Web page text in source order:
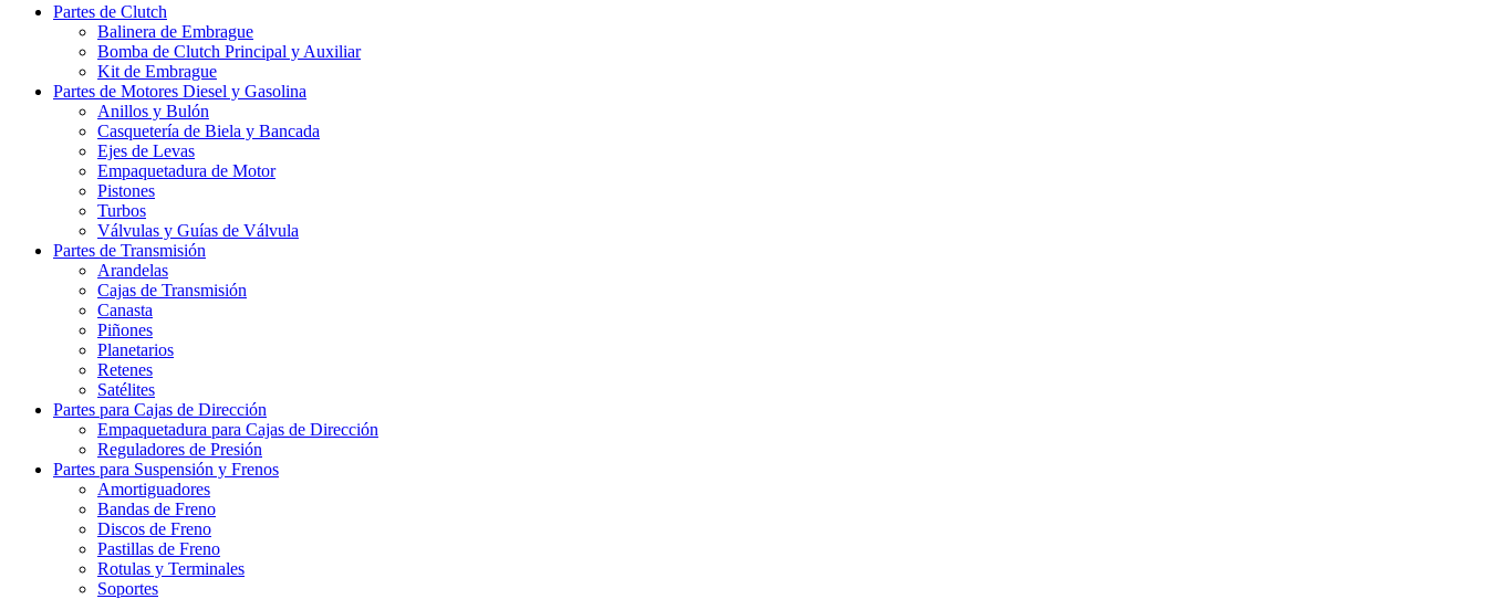
Partes de Clutch
Balinera de Embrague
Bomba de Clutch Principal y Auxiliar
Kit de Embrague
Partes de Motores Diesel y Gasolina
Anillos y Bulón
Casquetería de Biela y Bancada
Ejes de Levas
Empaquetadura de Motor
Pistones
Turbos
Válvulas y Guías de Válvula
Partes de Transmisión
Arandelas
Cajas de Transmisión
Canasta
Piñones
Planetarios
Retenes
Satélites
Partes para Cajas de Dirección
Empaquetadura para Cajas de Dirección
Reguladores de Presión
Partes para Suspensión y Frenos
Amortiguadores
Bandas de Freno
Discos de Freno
Pastillas de Freno
Rotulas y Terminales
Soportes